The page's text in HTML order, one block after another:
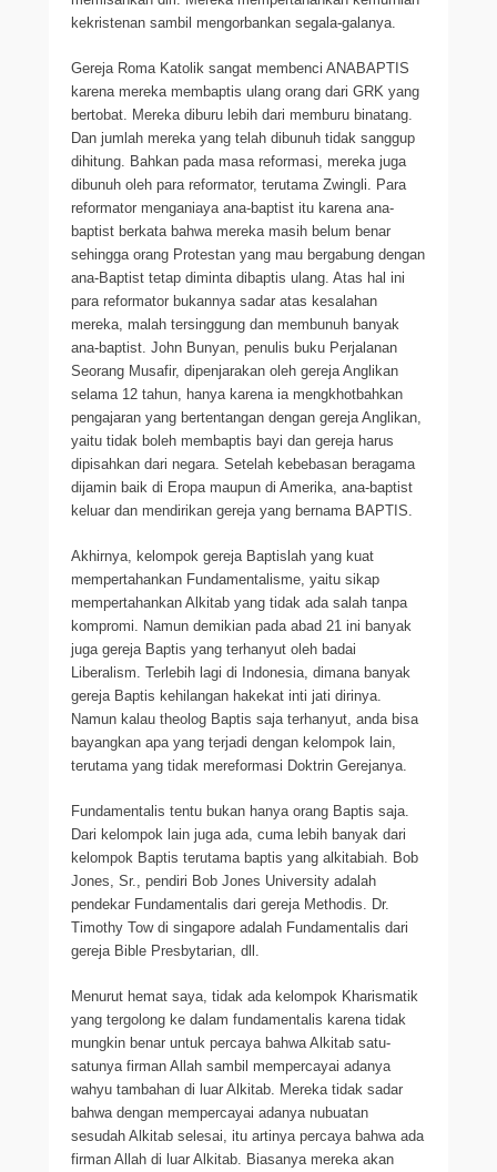
kekristenan sambil mengorbankan segala-galanya.
Gereja Roma Katolik sangat membenci ANABAPTIS
karena mereka membaptis ulang orang dari GRK yang
bertobat. Mereka diburu lebih dari memburu binatang.
Dan jumlah mereka yang telah dibunuh tidak sanggup
dihitung. Bahkan pada masa reformasi, mereka juga
dibunuh oleh para reformator, terutama Zwingli. Para
reformator menganiaya ana-baptist itu karena ana-
baptist berkata bahwa mereka masih belum benar
sehingga orang Protestan yang mau bergabung dengan
ana-Baptist tetap diminta dibaptis ulang. Atas hal ini
para reformator bukannya sadar atas kesalahan
mereka, malah tersinggung dan membunuh banyak
ana-baptist. John Bunyan, penulis buku Perjalanan
Seorang Musafir, dipenjarakan oleh gereja Anglikan
selama 12 tahun, hanya karena ia mengkhotbahkan
pengajaran yang bertentangan dengan gereja Anglikan,
yaitu tidak boleh membaptis bayi dan gereja harus
dipisahkan dari negara. Setelah kebebasan beragama
dijamin baik di Eropa maupun di Amerika, ana-baptist
keluar dan mendirikan gereja yang bernama BAPTIS.
Akhirnya, kelompok gereja Baptislah yang kuat
mempertahankan Fundamentalisme, yaitu sikap
mempertahankan Alkitab yang tidak ada salah tanpa
kompromi. Namun demikian pada abad 21 ini banyak
juga gereja Baptis yang terhanyut oleh badai
Liberalism. Terlebih lagi di Indonesia, dimana banyak
gereja Baptis kehilangan hakekat inti jati dirinya.
Namun kalau theolog Baptis saja terhanyut, anda bisa
bayangkan apa yang terjadi dengan kelompok lain,
terutama yang tidak mereformasi Doktrin Gerejanya.
Fundamentalis tentu bukan hanya orang Baptis saja.
Dari kelompok lain juga ada, cuma lebih banyak dari
kelompok Baptis terutama baptis yang alkitabiah. Bob
Jones, Sr., pendiri Bob Jones University adalah
pendekar Fundamentalis dari gereja Methodis. Dr.
Timothy Tow di singapore adalah Fundamentalis dari
gereja Bible Presbytarian, dll.
Menurut hemat saya, tidak ada kelompok Kharismatik
yang tergolong ke dalam fundamentalis karena tidak
mungkin benar untuk percaya bahwa Alkitab satu-
satunya firman Allah sambil mempercayai adanya
wahyu tambahan di luar Alkitab. Mereka tidak sadar
bahwa dengan mempercayai adanya nubuatan
sesudah Alkitab selesai, itu artinya percaya bahwa ada
firman Allah di luar Alkitab. Biasanya mereka akan